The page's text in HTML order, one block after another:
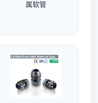
属软管